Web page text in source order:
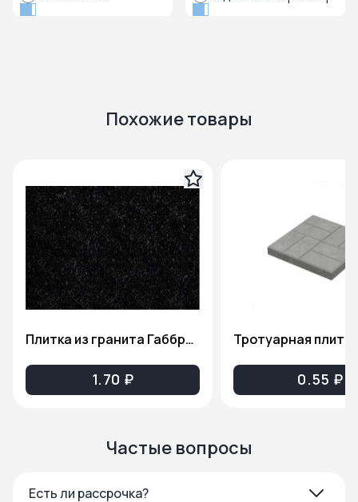
Похожие товары
Плитка из гранита Габбро-Диабаз(Карельский гранит), толщина 2см. ПГ81
1.70 ₽ 0.55 ₽
Частые вопросы
Есть ли рассрочка?